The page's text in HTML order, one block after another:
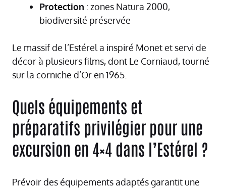
Protection : zones Natura 2000,
biodiversité préservée
Le massif de l’Estérel a inspiré Monet et servi de
décor à plusieurs films, dont Le Corniaud, tourné
sur la corniche d’Or en 1965.
Quels équipements et
préparatifs privilégier pour une
excursion en 4×4 dans l’Estérel ?
Prévoir des équipements adaptés garantit une